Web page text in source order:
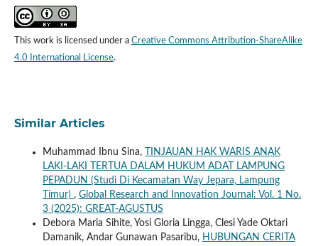
This work is licensed under a Creative Commons Attribution-ShareAlike
4.0 International License.
Similar Articles
Muhammad Ibnu Sina,
TINJAUAN HAK WARIS ANAK
LAKI-LAKI TERTUA DALAM HUKUM ADAT LAMPUNG
PEPADUN (Studi Di Kecamatan Way Jepara, Lampung
Timur) , Global Research and Innovation Journal: Vol. 1 No.
3 (2025): GREAT-AGUSTUS
Debora Maria Sihite, Yosi Gloria Lingga, Clesi Yade Oktari
Damanik, Andar Gunawan Pasaribu, HUBUNGAN CERITA